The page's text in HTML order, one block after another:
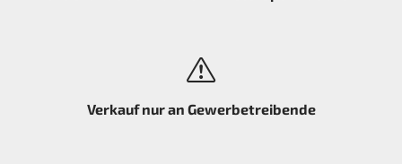
Verkauf nur an Gewerbetreibende